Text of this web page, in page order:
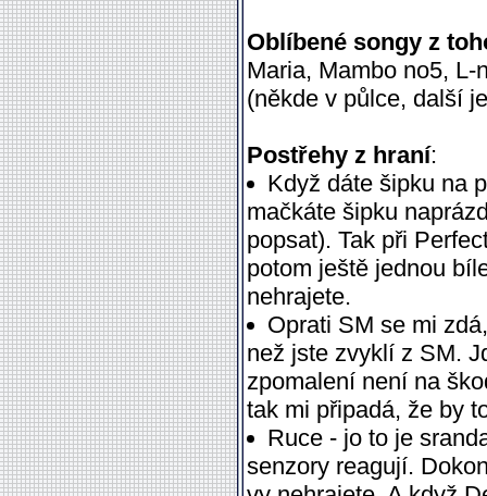
Oblíbené songy z
Maria, Mambo no5, L-
(někde v půlce, další
Postřehy z hraní:
Když dáte šipku na
mačkáte šipku
popsat). Tak při
potom ještě jednou
nehrajete.
Oprati SM se mi
než jste zvyklí z SM.
zpomalení není na
tak mi připadá, že by
Ruce - jo to je
senzory reagují.